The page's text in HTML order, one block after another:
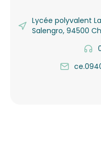
Lycée polyvalent
Salengro, 94500